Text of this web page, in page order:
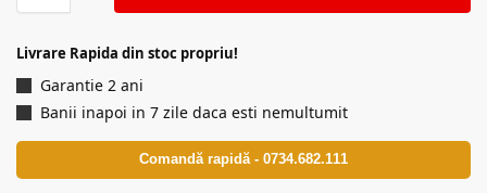
Livrare Rapida din stoc propriu!
Garantie 2 ani
Banii inapoi in 7 zile daca esti nemultumit
Comandă rapidă - 0734.682.111